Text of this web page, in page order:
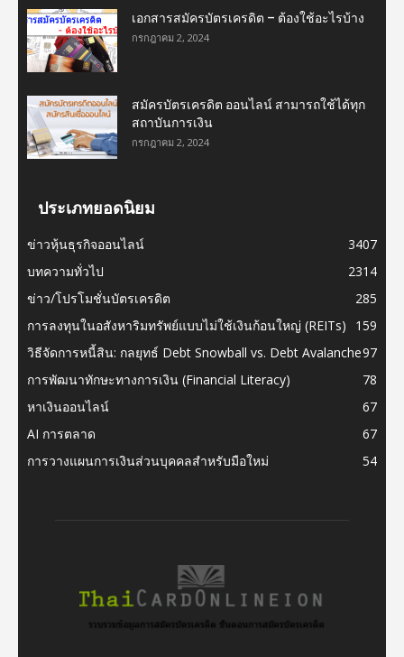
เอกสารสมัครบัตรเครดิต – ต้องใช้อะไรบ้าง
กรกฎาคม 2, 2024
สมัครบัตรเครดิต ออนไลน์ สามารถใช้ได้ทุก
สถาบันการเงิน
กรกฎาคม 2, 2024
ประเภทยอดนิยม
ข่าวหุ้นธุรกิจออนไลน์
3407
บทความทั่วไป
2314
ข่าว/โปรโมชั่นบัตรเครดิต
285
การลงทุนในอสังหาริมทรัพย์แบบไม่ใช้เงินก้อนใหญ่ (REITs)
159
วิธีจัดการหนี้สิน: กลยุทธ์ Debt Snowball vs. Debt Avalanche97
การพัฒนาทักษะทางการเงิน (Financial Literacy)
78
หาเงินออนไลน์
67
AI การตลาด
67
การวางแผนการเงินส่วนบุคคลสำหรับมือใหม่
54